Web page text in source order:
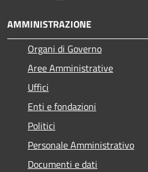
AMMINISTRAZIONE
Organi di Governo
Aree Amministrative
Uffici
Enti e fondazioni
Politici
Personale Amministrativo
Documenti e dati